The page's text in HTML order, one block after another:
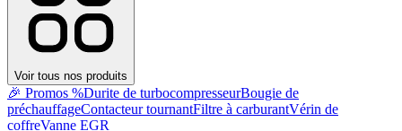
Voir tous nos produits
🎉 Promos %Durite de turbocompresseurBougie de
préchauffageContacteur tournantFiltre à carburantVérin de
coffreVanne EGR